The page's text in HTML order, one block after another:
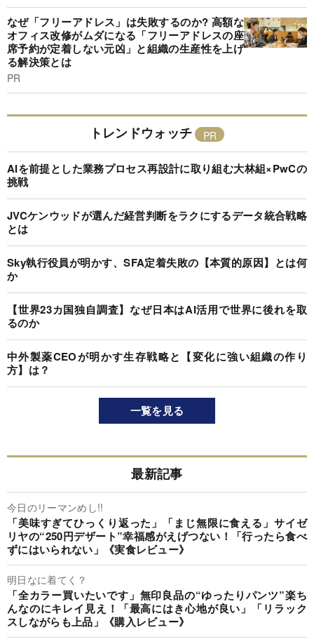
なぜ「フリーアドレス」は失敗するのか? 高額な
オフィス改修がムダになる「フリーアドレスの座
席予約が定着しない元凶」と組織の生産性を上げ
る解決策とは
PR
トレンドウォッチ
AIを前提とした業務プロセス再設計に取り組む大林組×PwCの
挑戦
JVCケンウッドが選んだ経営判断をラクにするデータ統合戦略
とは
Sky執行役員が明かす、SFA定着失敗の【本質的原因】とは何
か
【世界23カ国独自調査】なぜ日本はAI活用で世界に後れを取
るのか
中外製薬CEOが明かす生存戦略と【変化に強い組織の作り
方】は？
一覧を見る
最新記事
今日のリーマンめし!!
「美味すぎてひっくり返った」「まじ無限に食える」サイゼ
リヤの“250円デザート”幸福感がえげつない！「行ったら食べ
ずにはいられない」《実食レビュー》
明日なに着てく？
「全カラー買いたいです」無印良品の“ゆったりパンツ”楽ち
んなのにキレイ見え！「最高にはき心地が良い」「リラック
スしながらも上品」《購入レビュー》